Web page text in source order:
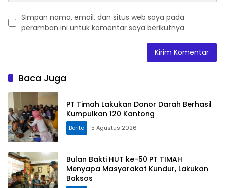
Simpan nama, email, dan situs web saya pada
peramban ini untuk komentar saya berikutnya.
Baca Juga
PT Timah Lakukan Donor Darah Berhasil
Kumpulkan 120 Kantong
Berita 5 Agustus 2026
Bulan Bakti HUT ke-50 PT TIMAH
Menyapa Masyarakat Kundur, Lakukan
Baksos